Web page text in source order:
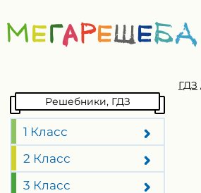
Решебники, ГДЗ
1 Класс
2 Класс
3 Класс
ГДЗ